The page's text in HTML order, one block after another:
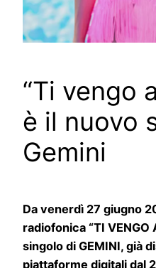
“Ti vengo
è il nuovo
Gemini
Da venerdì 27 giugno
radiofonica “TI VENGO
singolo di GEMINI, già
piattaforme digitali dal